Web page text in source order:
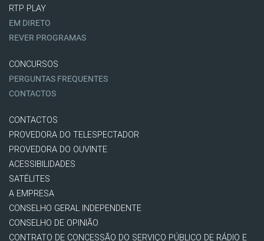
RTP PLAY
EM DIRETO
REVER PROGRAMAS
CONCURSOS
PERGUNTAS FREQUENTES
CONTACTOS
CONTACTOS
PROVEDORA DO TELESPECTADOR
PROVEDORA DO OUVINTE
ACESSIBILIDADES
SATÉLITES
A EMPRESA
CONSELHO GERAL INDEPENDENTE
CONSELHO DE OPINIÃO
CONTRATO DE CONCESSÃO DO SERVIÇO PÚBLICO DE RÁDIO E